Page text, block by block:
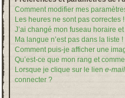
Comment modifier mes
Les heures ne sont pas correctes !
J’ai changé mon fuseau horaire
Ma langue n’est pas dans la liste !
Comment puis-je afficher une
Qu’est-ce que mon rang et
Lorsque je clique sur le lien e-mail
connecter ?